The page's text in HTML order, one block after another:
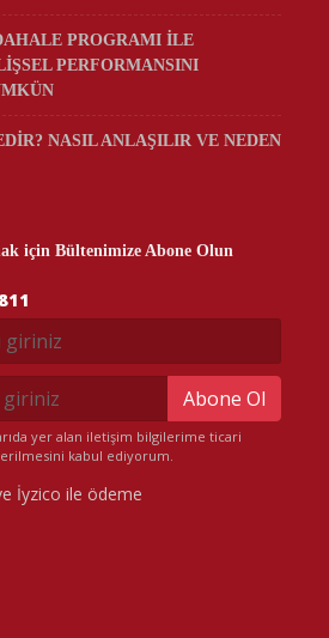
PROGRAMI İLE
PERFORMANSINI
NASIL ANLAŞILIR VE NEDEN
için Bültenimize Abone Olun
Abone Ol
yer alan iletişim bilgilerime ticari
kabul ediyorum.